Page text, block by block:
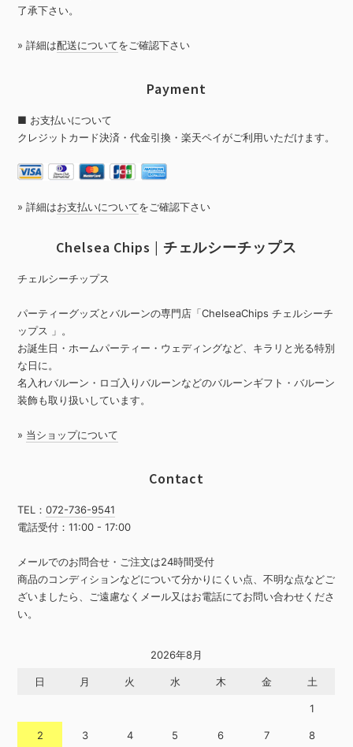
了承下さい。
» 詳細は配送についてをご確認下さい
Payment
■ お支払いについて
クレジットカード決済・代金引換・楽天ペイがご利用いただけます。
» 詳細はお支払いについてをご確認下さい
Chelsea Chips | チェルシーチップス
チェルシーチップス
パーティーグッズとバルーンの専門店「ChelseaChips チェルシーチ
ップス 」。
お誕生日・ホームパーティー・ウェディングなど、キラリと光る特別
な日に。
名入れバルーン・ロゴ入りバルーンなどのバルーンギフト・バルーン
装飾も取り扱いしています。
» 当ショップについて
Contact
TEL：072-736-9541
電話受付：11:00 - 17:00
メールでのお問合せ・ご注文は24時間受付
商品のコンディションなどについて分かりにくい点、不明な点などご
ざいましたら、ご遠慮なくメール又はお電話にてお問い合わせくださ
い。
2026年8月
日 月 火 水 木 金 土
1
2 3 4 5 6 7 8